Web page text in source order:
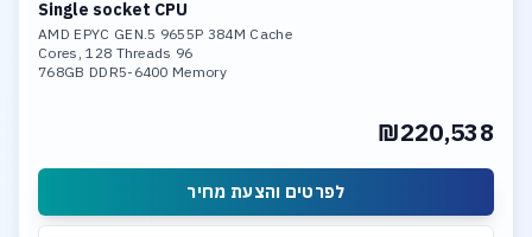
Single socket CPU
AMD EPYC GEN.5 9655P 384M Cache
96 Cores, 128 Threads
768GB DDR5-6400 Memory
₪220,538
לפרטים והצעת מחיר